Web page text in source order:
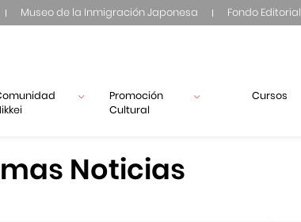
Museo de la Inmigración Japonesa Fondo Editorial
Promoción
Cultural
Cursos
Noticias